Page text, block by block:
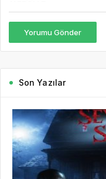
Yorumu Gönder
Son Yazılar